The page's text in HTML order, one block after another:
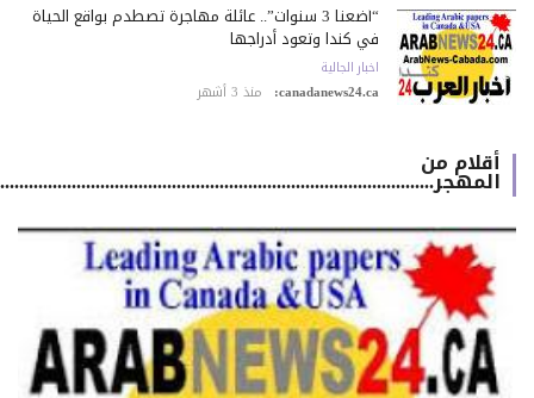
“أضعنا 3 سنوات”.. عائلة مهاجرة تصطدم بواقع الحياة
في كندا وتعود أدراجها
اخبار الجالية
canadanews24.ca: منذ 3 أشهر
أقلام من
المهجر.................................................................................................